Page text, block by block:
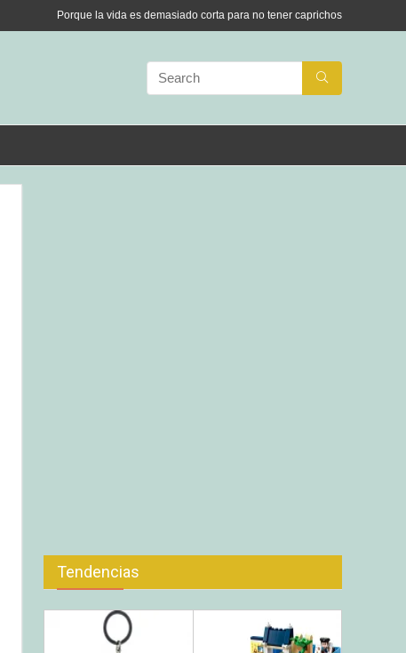
Porque la vida es demasiado corta para no tener caprichos
Tendencias